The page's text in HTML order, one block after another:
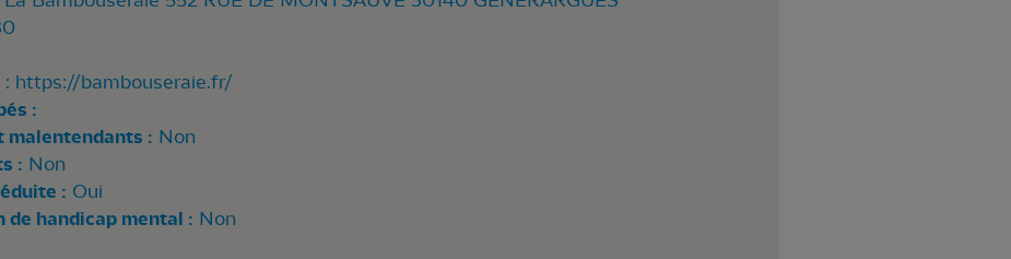
https://bambouseraie.fr/
:
malentendants : Non
: Non
: Oui
de handicap mental : Non